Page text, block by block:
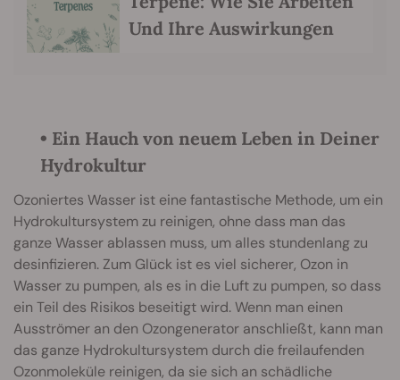
Und Ihre Auswirkungen
• Ein Hauch von neuem Leben in Deiner
Hydrokultur
Ozoniertes Wasser ist eine fantastische Methode, um ein
Hydrokultursystem zu reinigen, ohne dass man das
ganze Wasser ablassen muss, um alles stundenlang zu
desinfizieren. Zum Glück ist es viel sicherer, Ozon in
Wasser zu pumpen, als es in die Luft zu pumpen, so dass
ein Teil des Risikos beseitigt wird. Wenn man einen
Ausströmer an den Ozongenerator anschließt, kann man
das ganze Hydrokultursystem durch die freilaufenden
Ozonmoleküle reinigen, da sie sich an schädliche